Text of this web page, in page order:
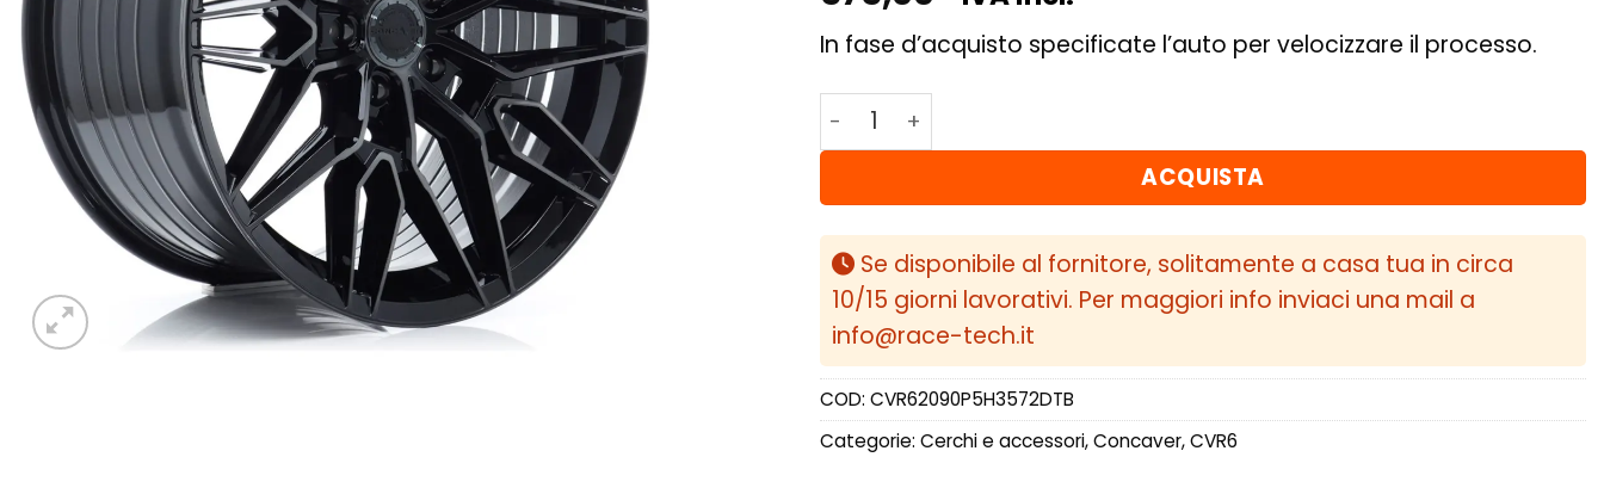
In fase d’acquisto specificate l’auto per velocizzare il processo.
Concaver CVR6 20x9 ET35 5x114,3 Double Tinted Black quantità
ACQUISTA
Se disponibile al fornitore, solitamente a casa tua in circa
10/15 giorni lavorativi. Per maggiori info inviaci una mail a
info@race-tech.it
COD: CVR62090P5H3572DTB
Categorie: Cerchi e accessori,Concaver,CVR6